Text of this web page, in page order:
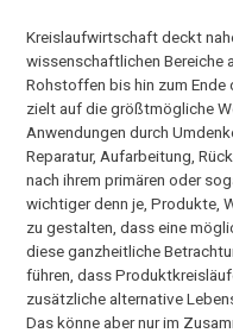
Kreislaufwirtschaft deckt
wissenschaftlichen Bereiche
Rohstoffen bis hin zum Ende
zielt auf die größtmögliche
Anwendungen durch
Reparatur, Aufarbeitung,
nach ihrem primären oder
wichtiger denn je, Produkte,
zu gestalten, dass eine
diese ganzheitliche
führen, dass
zusätzliche alternative
Das könne aber nur im